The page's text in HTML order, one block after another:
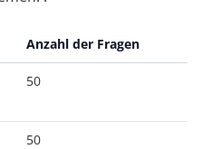
Anzahl der Fragen
50
50